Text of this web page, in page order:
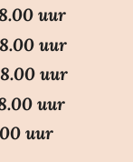
uur
uur
uur
uur
uur